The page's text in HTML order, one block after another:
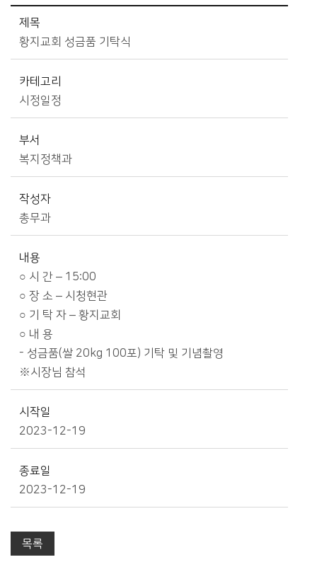
제목
황지교회 성금품 기탁식
카테고리
시정일정
부서
복지정책과
작성자
총무과
내용
○ 시 간 – 15:00
○ 장 소 – 시청현관
○ 기 탁 자 – 황지교회
○ 내 용
- 성금품(쌀 20kg 100포) 기탁 및 기념촬영
※시장님 참석
시작일
2023-12-19
종료일
2023-12-19
목록